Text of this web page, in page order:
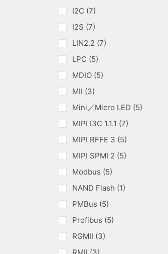
I2C (7)
I2S (7)
LIN2.2 (7)
LPC (5)
MDIO (5)
MII (3)
Mini／Micro LED (5)
MIPI I3C 1.1.1 (7)
MIPI RFFE 3 (5)
MIPI SPMI 2 (5)
Modbus (5)
NAND Flash (1)
PMBus (5)
Profibus (5)
RGMII (3)
RMII (3)